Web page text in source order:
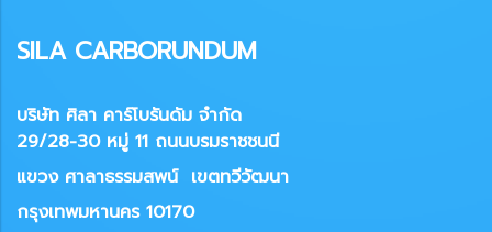
SILA CARBORUNDUM
บริษัท ศิลา คาร์โบรันดัม จำกัด
29/28-30 หมู่ 11 ถนนบรมราชชนนี
แขวง ศาลาธรรมสพน์ เขตทวีวัฒนา
กรุงเทพมหานคร 10170